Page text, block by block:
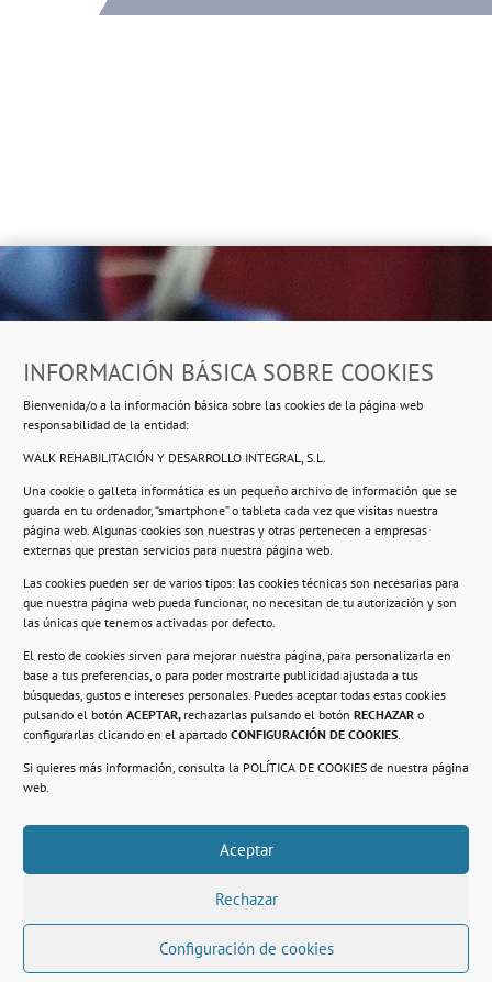
INFORMACIÓN BÁSICA SOBRE COOKIES
Bienvenida/o a la información básica sobre las cookies de la página web
responsabilidad de la entidad:
WALK REHABILITACIÓN Y DESARROLLO INTEGRAL, S.L.
Una cookie o galleta informática es un pequeño archivo de información que se
guarda en tu ordenador, “smartphone” o tableta cada vez que visitas nuestra
página web. Algunas cookies son nuestras y otras pertenecen a empresas
externas que prestan servicios para nuestra página web.
Las cookies pueden ser de varios tipos: las cookies técnicas son necesarias para
que nuestra página web pueda funcionar, no necesitan de tu autorización y son
las únicas que tenemos activadas por defecto.
El resto de cookies sirven para mejorar nuestra página, para personalizarla en
base a tus preferencias, o para poder mostrarte publicidad ajustada a tus
búsquedas, gustos e intereses personales. Puedes aceptar todas estas cookies
pulsando el botón ACEPTAR, rechazarlas pulsando el botón RECHAZAR o
configurarlas clicando en el apartado CONFIGURACIÓN DE COOKIES.
Si quieres más información, consulta la POLÍTICA DE COOKIES de nuestra página
web.
Aceptar
Rechazar
Configuración de cookies
Ropero Solidario de Usera
Beasáin 25-33posterior, local 3 – 28041 Madrid
Información
Compromiso con la protección de datos
Política de Cookies.
© 2021. Realizado en el Centro de Rehabilitación